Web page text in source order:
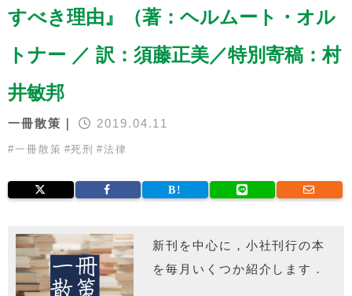
すべき理由』（著：ヘルムート・オル
トナー ／ 訳：須藤正美／特別寄稿：村
井敏邦
一冊散策｜ 2019.04.11
# 一冊散策 #死刑 #法律
新刊を中心に，小社刊行の本
を毎月いくつか紹介します．